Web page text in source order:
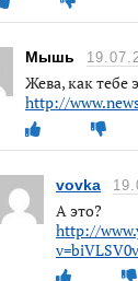
Мышь
Жева, как тебе
http://
vovka
А это?
http://